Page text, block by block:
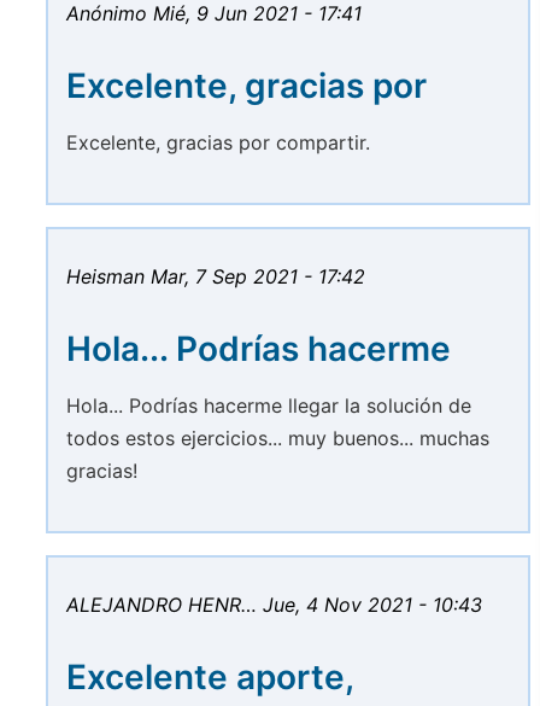
Anónimo Mié, 9 Jun 2021 - 17:41
Excelente, gracias por
Excelente, gracias por compartir.
Heisman Mar, 7 Sep 2021 - 17:42
Hola... Podrías hacerme
Hola... Podrías hacerme llegar la solución de
todos estos ejercicios... muy buenos... muchas
gracias!
ALEJANDRO HENR… Jue, 4 Nov 2021 - 10:43
Excelente aporte,